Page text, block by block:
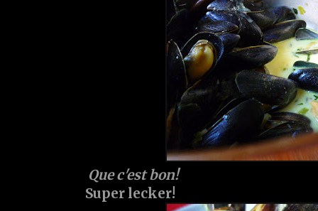
Que c'est bon!
Super lecker!